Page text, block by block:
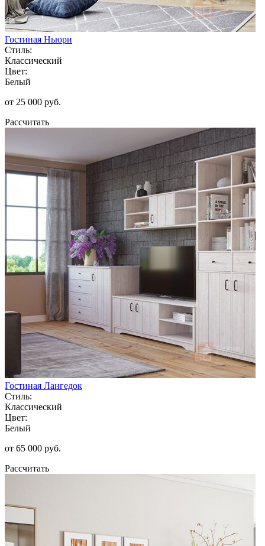
Гостиная Ньюри
Стиль:
Классический
Цвет:
Белый
от 25 000 руб.
Рассчитать
Гостиная Лангедок
Стиль:
Классический
Цвет:
Белый
от 65 000 руб.
Рассчитать